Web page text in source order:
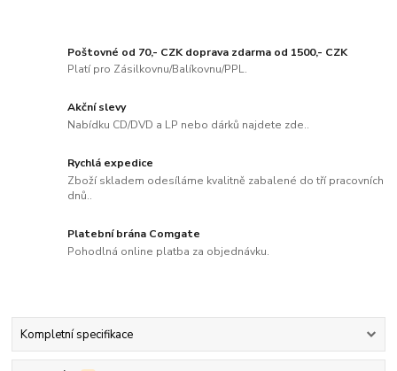
Poštovné od 70,- CZK doprava zdarma od 1500,- CZK
Platí pro Zásilkovnu/Balíkovnu/PPL.
Akční slevy
Nabídku CD/DVD a LP nebo dárků najdete zde..
Rychlá expedice
Zboží skladem odesíláme kvalitně zabalené do tří pracovních
dnů..
Platební brána Comgate
Pohodlná online platba za objednávku.
Kompletní specifikace